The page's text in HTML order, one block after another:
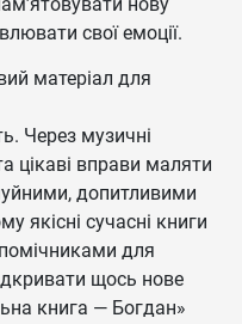
свої емоції.
матеріал для
Через музичні
цікаві вправи маляти
допитливими
якісні сучасні книги
для
щось нове
книга — Богдан»